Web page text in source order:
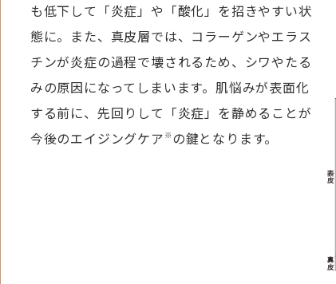
も低下して「炎症」や「酸化」を招きやすい状
態に。また、真皮層では、コラーゲンやエラス
チンが炎症の過程で壊されるため、シワやたる
みの原因になってしまいます。肌悩みが表面化
する前に、先回りして「炎症」を静めることが
今後のエイジングケア ※の鍵となります。